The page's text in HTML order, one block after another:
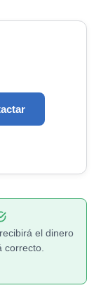
el dinero
correcto.